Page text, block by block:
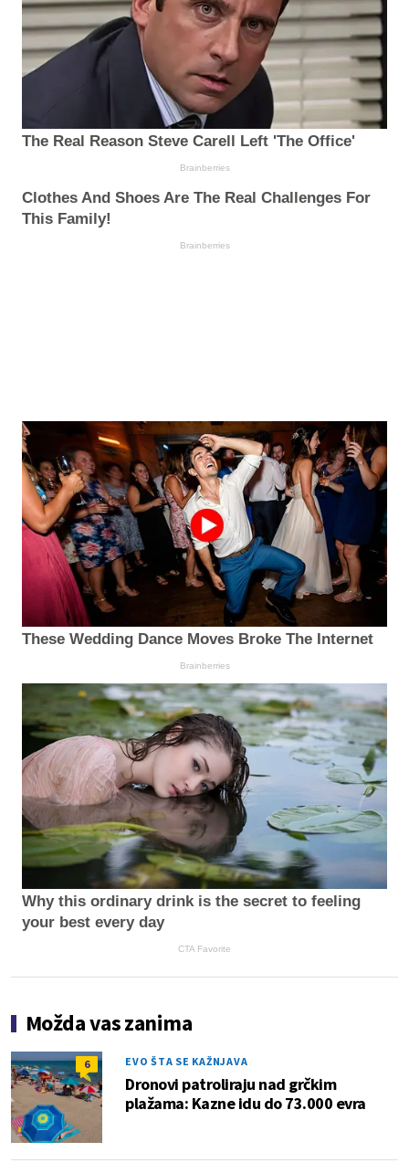
The Real Reason Steve Carell Left 'The Office'
Brainberries
Clothes And Shoes Are The Real Challenges For
This Family!
Brainberries
These Wedding Dance Moves Broke The Internet
Brainberries
Why this ordinary drink is the secret to feeling
your best every day
CTA Favorite
Možda vas zanima
6 EVO ŠTA SE KAŽNJAVA
Dronovi patroliraju nad grčkim
plažama: Kazne idu do 73.000 evra